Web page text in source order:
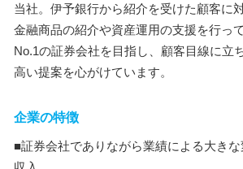
当社。伊予銀行から紹介を受けた顧客に
金融商品の紹介や資産運用の支援を行っ
No.1の証券会社を目指し、顧客目線に立
高い提案を心がけています。
企業の特徴
■証券会社でありながら業績による大き